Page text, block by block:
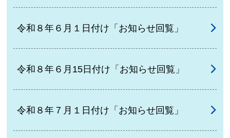
令和８年６月１日付け「お知らせ回覧」
令和８年６月15日付け「お知らせ回覧」
令和８年７月１日付け「お知らせ回覧」